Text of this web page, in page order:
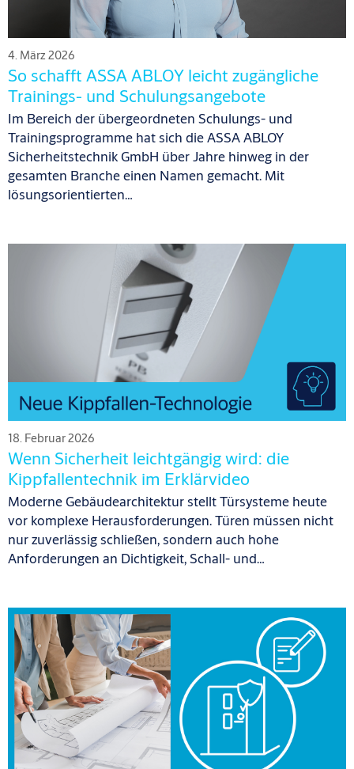
4. März 2026
So schafft ASSA ABLOY leicht zugängliche
Trainings- und Schulungsangebote
Im Bereich der übergeordneten Schulungs- und
Trainingsprogramme hat sich die ASSA ABLOY
Sicherheitstechnik GmbH über Jahre hinweg in der
gesamten Branche einen Namen gemacht. Mit
lösungsorientierten…
18. Februar 2026
Wenn Sicherheit leichtgängig wird: die
Kippfallentechnik im Erklärvideo
Moderne Gebäudearchitektur stellt Türsysteme heute
vor komplexe Herausforderungen. Türen müssen nicht
nur zuverlässig schließen, sondern auch hohe
Anforderungen an Dichtigkeit, Schall- und…